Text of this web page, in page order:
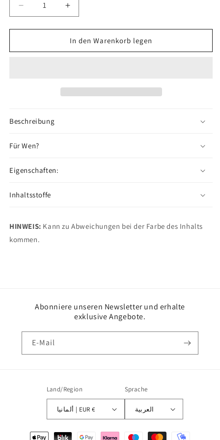
Verringere
die
Menge
NO.
Erhöhe
die
Menge
für
NO.
In den Warenkorb legen
Beschreibung
Für Wen?
Eigenschaften:
Inhaltsstoffe
HINWEIS: Kann zu Abweichungen bei der Farbe des Inhalts
kommen.
Abonniere unseren Newsletter und erhalte
exklusive Angebote.
E-Mail
Land/Region
ألمانيا | EUR €
Sprache
العربية
Zahlungsmethoden